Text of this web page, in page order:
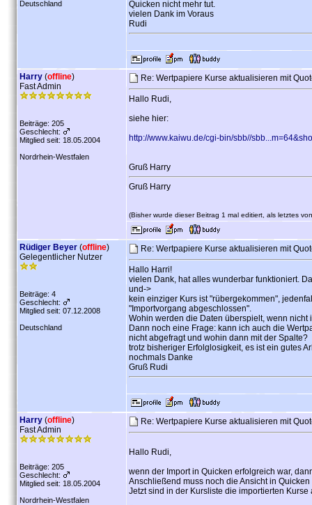
Deutschland
Quicken nicht mehr tut.
vielen Dank im Voraus
Rudi
Harry (offline)
Fast Admin
Beiträge: 205
Geschlecht:
Mitglied seit: 18.05.2004
Nordrhein-Westfalen
Re: Wertpapiere Kurse aktualisieren mit
Hallo Rudi,
siehe hier:
http://www.kaiwu.de/cgi-bin/sbb//
Gruß Harry
Gruß Harry
(Bisher wurde dieser Beitrag 1 mal editiert, als letztes
Rüdiger Beyer (offline)
Gelegentlicher Nutzer
Beiträge: 4
Geschlecht:
Mitglied seit: 07.12.2008
Deutschland
Re: Wertpapiere Kurse aktualisieren mit
Hallo Harri!
vielen Dank, hat alles wunderbar funktioniert.
und->
kein einziger Kurs ist "rübergekommen",
"Importvorgang abgeschlossen".
Wohin werden die Daten überspielt, wenn nicht
Dann noch eine Frage: kann ich auch die
nicht abgefragt und wohin dann mit der Spalte?
trotz bisheriger Erfolglosigkeit, es ist ein gutes
nochmals Danke
Gruß Rudi
Harry (offline)
Fast Admin
Beiträge: 205
Geschlecht:
Mitglied seit: 18.05.2004
Nordrhein-Westfalen
Re: Wertpapiere Kurse aktualisieren mit
Hallo Rudi,
wenn der Import in Quicken erfolgreich war,
Anschließend muss noch die Ansicht in
Jetzt sind in der Kursliste die importierten Kurse